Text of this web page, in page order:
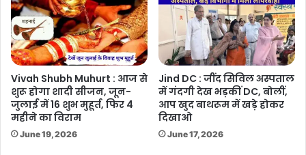
Vivah Shubh Muhurt : आज से
शुरू होगा शादी सीजन, जून-
जुलाई में 16 शुभ मुहूर्त, फिर 4
महीने का विराम
June 19, 2026
Jind DC : जींद सिविल अस्पताल
में गंदगी देख भड़कीं DC, बोलीं,
आप खुद बाथरूम में खड़े होकर
दिखाओ
June 17, 2026